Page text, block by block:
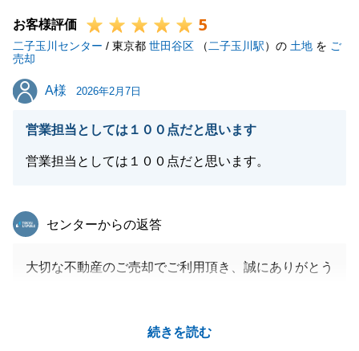
っております。
お客様評価 5
二子玉川センター / 東京都 世田谷区 （ 二子玉川駅）の 土地 を ご
売却
A様
A様 2026年2月7日
営業担当としては１００点だと思います
営業担当としては１００点だと思います。
続きを読む
東急リバブル
センターからの返答
大切な不動産のご売却でご利用頂き、誠にありがとう
事により、スムーズにトラブルもなくお引き渡しを終